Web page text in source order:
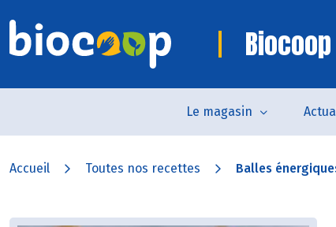
Le magasin
Accueil Toutes nos recettes Balles